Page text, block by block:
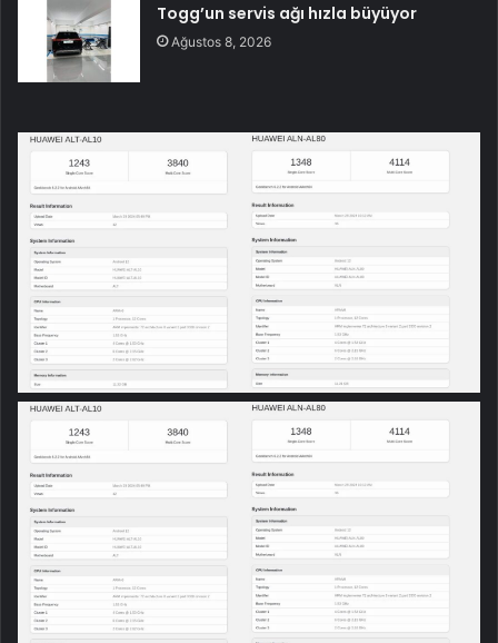
Togg’un servis ağı hızla büyüyor
Ağustos 8, 2026